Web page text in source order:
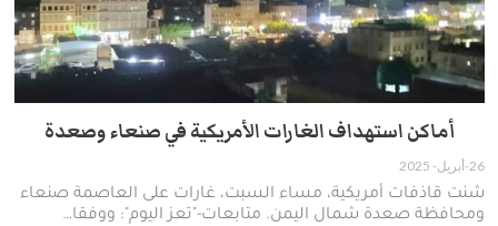
أماكن استهداف الغارات الأمريكية في صنعاء وصعدة
26-أبريل- 2025
شنت قاذفات أمريكية، مساء السبت، غارات على العاصمة صنعاء
ومحافظة صعدة شمال اليمن. متابعات-"تعز اليوم": ووفقا…